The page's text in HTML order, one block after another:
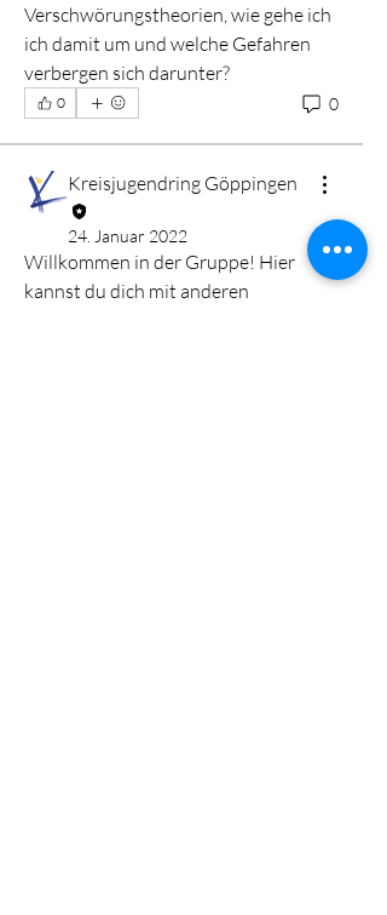
Verschwörungstheorien, wie gehe ich
ich damit um und welche Gefahren
verbergen sich darunter?
0 0
Kreisjugendring Göppingen
24. Januar 2022
Willkommen in der Gruppe! Hier
kannst du dich mit anderen
Projektträger: Rumi Kulturforum
Göppingen e.V. Wir wollen da
Weiterlesen